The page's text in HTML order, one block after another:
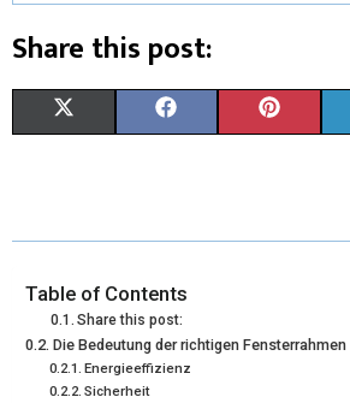
Share this post:
W
T
T
E
O
T
Table of Contents
Share this post:
Die Bedeutung der richtigen Fensterrahmen
Energieeffizienz
Sicherheit